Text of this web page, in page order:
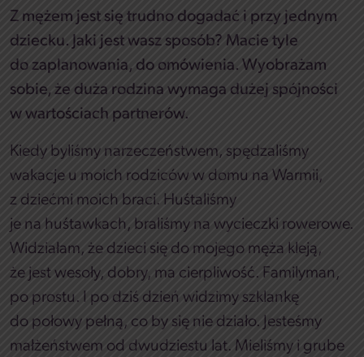
Z mężem jest się trudno dogadać i przy jednym
dziecku. Jaki jest wasz sposób? Macie tyle
do zaplanowania, do omówienia. Wyobrażam
sobie, że duża rodzina wymaga dużej spójności
w wartościach partnerów.
Kiedy byliśmy narzeczeństwem, spędzaliśmy
wakacje u moich rodziców w domu na Warmii,
z dziećmi moich braci. Huśtaliśmy
je na huśtawkach, braliśmy na wycieczki rowerowe.
Widziałam, że dzieci się do mojego męża kleją,
że jest wesoły, dobry, ma cierpliwość. Familyman,
po prostu. I po dziś dzień widzimy szklankę
do połowy pełną, co by się nie działo. Jesteśmy
małżeństwem od dwudziestu lat. Mieliśmy i grube